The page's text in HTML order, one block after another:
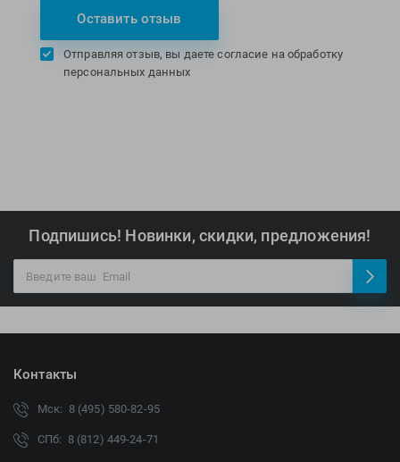
Оставить отзыв
Отправляя отзыв, вы даете согласие на обработку
персональных данных
Подпишись! Новинки, скидки, предложения!
Контакты
Мск: 8 (495) 580-82-95
СПб: 8 (812) 449-24-71